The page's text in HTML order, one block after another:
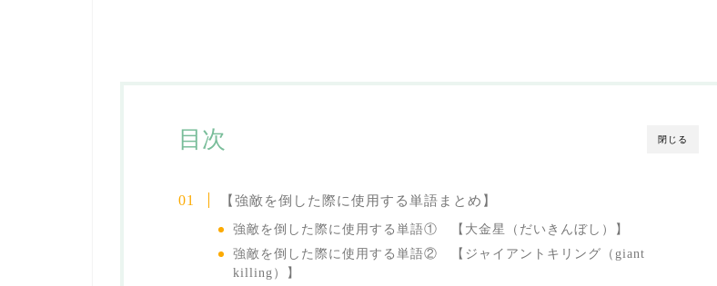
閉じる
目次
【強敵を倒した際に使用する単語まとめ】
強敵を倒した際に使用する単語① 【大金星（だいきんぼし）】
強敵を倒した際に使用する単語② 【ジャイアントキリング（giant
killing）】